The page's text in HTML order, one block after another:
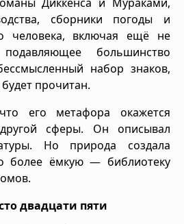
сборники погоды и
человека, включая ещё не
большинство
набор знаков,
прочитан.
его метафора окажется
сферы. Он описывал
Но природа создала
более ёмкую — библиотеку
двадцати пяти